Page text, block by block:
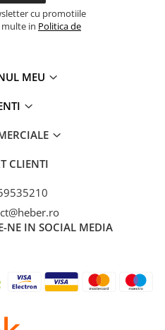
cu promotiile
in Politica de
MEU
CLIENTI
NE IN SOCIAL MEDIA